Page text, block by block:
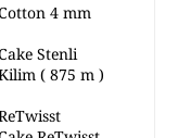
4 mm
Stenli
( 875 m )